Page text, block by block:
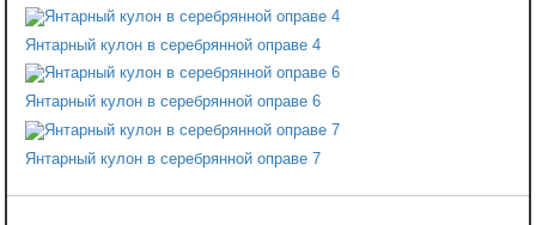
Янтарный кулон в серебрянной оправе 4
Янтарный кулон в серебрянной оправе 6
Янтарный кулон в серебрянной оправе 7